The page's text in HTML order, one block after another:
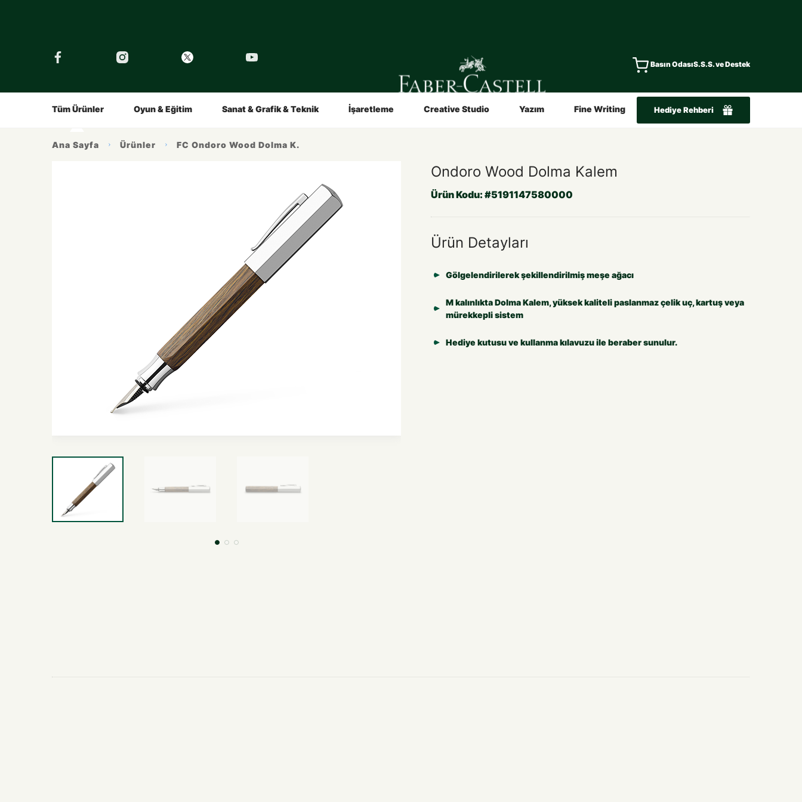
Basın OdasıS.S.S. ve Destek
Ürünlerimiz
Tüm Ürünler Oyun & Eğitim Sanat & Grafik & Teknik İşaretleme Creative Studio Yazım Fine Writing Hediye Rehberi
İlham Alın
Tüm Eğitimler Çocuklar İçin Gençler İçin Sanatçılar İçin Video ve Broşürler
Hakkımızda
Şirket Tarihçe Kalemin Hikayesi
Ana Sayfa Ürünler FC Ondoro Wood Dolma K.
Ondoro Wood Dolma Kalem
Ürün Kodu: #5191147580000
Ürün Detayları
Gölgelendirilerek şekillendirilmiş meşe ağacı
M kalınlıkta Dolma Kalem, yüksek kaliteli paslanmaz çelik uç, kartuş veya
mürekkepli sistem
Hediye kutusu ve kullanma kılavuzu ile beraber sunulur.